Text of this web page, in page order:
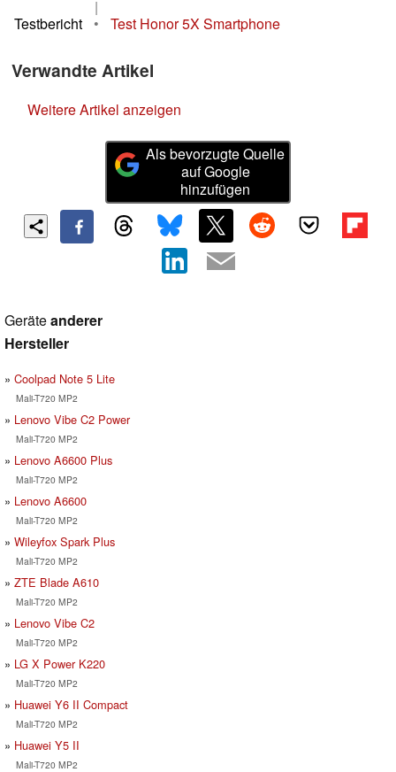
|
Testbericht
• Test Honor 5X Smartphone
Verwandte Artikel
Weitere Artikel anzeigen
Als bevorzugte Quelle
auf Google
hinzufügen
Geräteanderer
Hersteller
Coolpad Note 5 Lite
Mali-T720 MP2
Lenovo Vibe C2 Power
Mali-T720 MP2
Lenovo A6600 Plus
Mali-T720 MP2
Lenovo A6600
Mali-T720 MP2
Wileyfox Spark Plus
Mali-T720 MP2
ZTE Blade A610
Mali-T720 MP2
Lenovo Vibe C2
Mali-T720 MP2
LG X Power K220
Mali-T720 MP2
Huawei Y6 II Compact
Mali-T720 MP2
Huawei Y5 II
Mali-T720 MP2